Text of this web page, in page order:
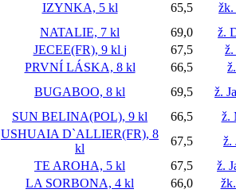
IZYNKA, 5 kl 65,5
žk.
NATALIE, 7 kl 69,0
ž.
JECEE(FR), 9 kl j 67,5
PRVNÍ LÁSKA, 8 kl 66,5
BUGABOO, 8 kl 69,5
ž.
SUN BELINA(POL), 9 kl 66,5
ž.
USHUAIA D`ALLIER(FR), 8
kl
67,5
ž.
TE AROHA, 5 kl 67,5
ž.
LA SORBONA, 4 kl 66,0